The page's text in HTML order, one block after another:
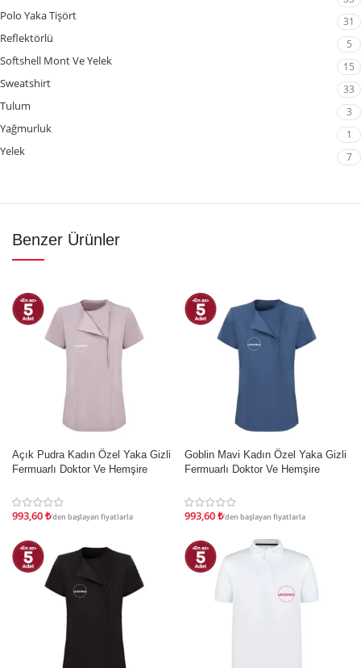
Polo Yaka Tişört 31
Reflektörlü 5
Softshell Mont Ve Yelek 15
Sweatshirt 33
Tulum 3
Yağmurluk 1
Yelek 7
Benzer Ürünler
İNDIRIM
Açık Pudra Kadın Özel Yaka Gizli
Fermuarlı Doktor Ve Hemşire
993,60₺'den başlayan fiyatlarla
İNDIRIM
Goblin Mavi Kadın Özel Yaka Gizli
Fermuarlı Doktor Ve Hemşire
993,60₺'den başlayan fiyatlarla